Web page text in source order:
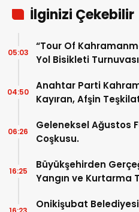
İlginizi Çekebilir
“Tour Of
Yol Bisikleti
05:03
Anahtar Parti
Kayıran, Afşin
04:50
Geleneksel Ağustos
Coşkusu.
06:26
Büyükşehirden
Yangın ve Kurtarma
16:25
Onikişubat